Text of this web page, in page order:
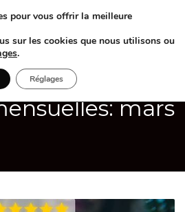
mars
pour vous offrir la meilleure
sur les cookies que nous utilisons ou
.
Réglages